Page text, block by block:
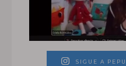
SIGUE A